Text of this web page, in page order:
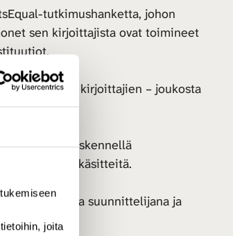
joita
tutkimushanketta, johon
sen kirjoittajista ovat toimineet
Ryhmän – ja kirjoittajien – joukosta
luvuilla työskennellä
edes käsitteitä.
taiteellisena suunnittelijana ja